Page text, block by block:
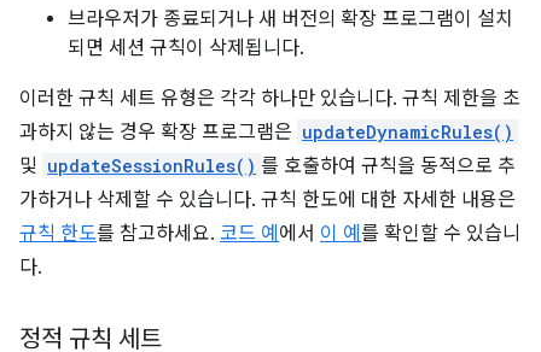
브라우저가 종료되거나 새 버전의 확장 프로그램이 설치
되면 세션 규칙이 삭제됩니다.
이러한 규칙 세트 유형은 각각 하나만 있습니다. 규칙 제한을 초
과하지 않는 경우 확장 프로그램은 updateDynamicRules()
및 updateSessionRules() 를 호출하여 규칙을 동적으로 추
가하거나 삭제할 수 있습니다. 규칙 한도에 대한 자세한 내용은
규칙 한도를 참고하세요. 코드 예 에서 이 예 를 확인할 수 있습니
다.
정적 규칙 세트